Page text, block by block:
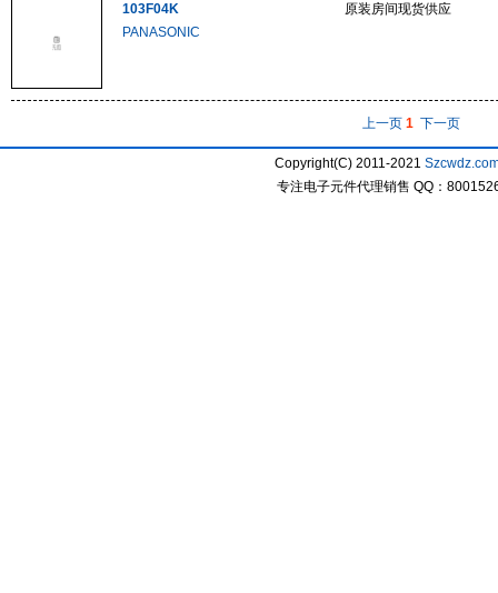
103F04K
PANASONIC
原装房间现货供应
上一页 1 下一页
Copyright(C) 2011-2021
专注电子元件代理销售 QQ：